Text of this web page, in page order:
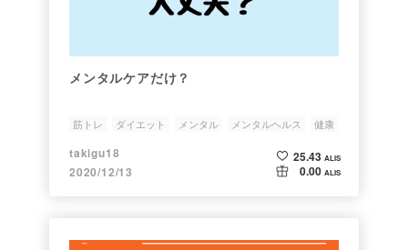
メンタルケアだけ？
筋トレ ダイエット メンタル メンタルヘルス 健康
takigu18
2020/12/13
25.43 ALIS
0.00 ALIS